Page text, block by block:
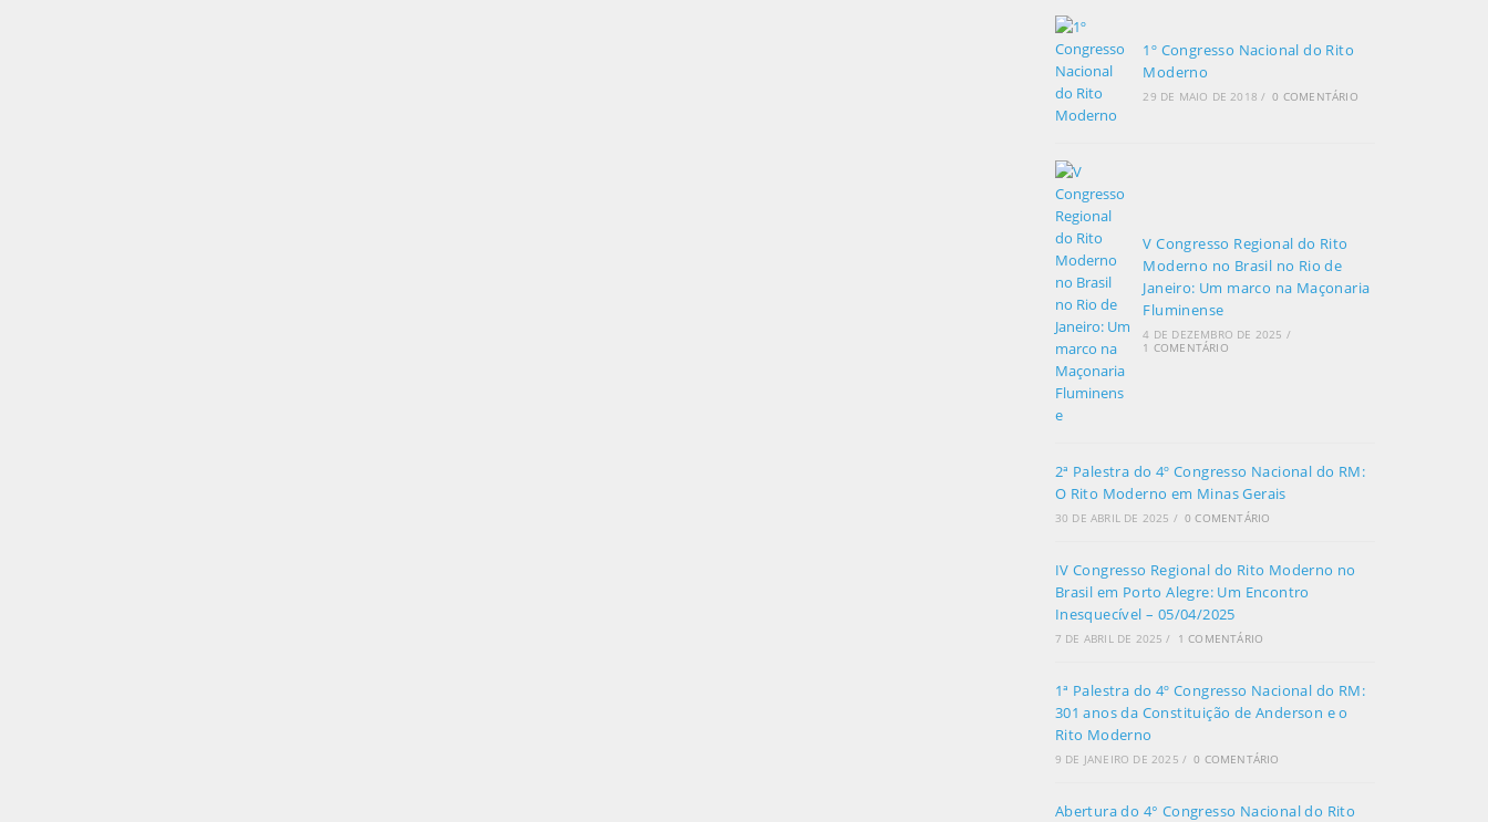
1º Congresso Nacional do Rito
Moderno
29 DE MAIO DE 2018 / 0 COMENTÁRIO
V Congresso Regional do Rito
Moderno no Brasil no Rio de
Janeiro: Um marco na Maçonaria
Fluminense
4 DE DEZEMBRO DE 2025 /
1 COMENTÁRIO
2ª Palestra do 4º Congresso Nacional do RM:
O Rito Moderno em Minas Gerais
30 DE ABRIL DE 2025 / 0 COMENTÁRIO
IV Congresso Regional do Rito Moderno no
Brasil em Porto Alegre: Um Encontro
Inesquecível – 05/04/2025
7 DE ABRIL DE 2025 / 1 COMENTÁRIO
1ª Palestra do 4º Congresso Nacional do RM:
301 anos da Constituição de Anderson e o
Rito Moderno
9 DE JANEIRO DE 2025 / 0 COMENTÁRIO
Abertura do 4° Congresso Nacional do Rito